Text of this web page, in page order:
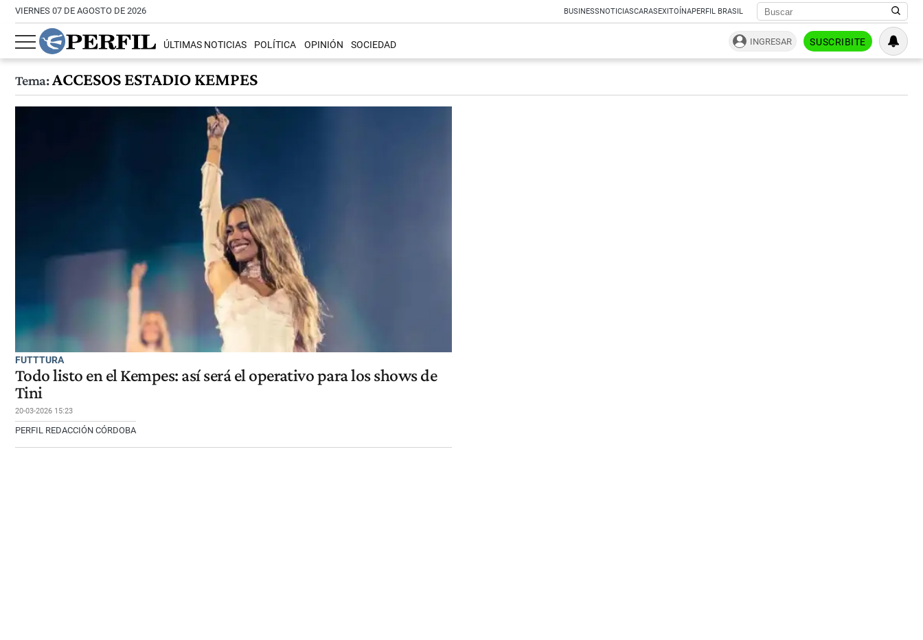
VIERNES 07 DE AGOSTO DE 2026 BUSINESSNOTICIASCARASEXITOÍNAPERFIL BRASIL
ÚLTIMAS NOTICIAS POLÍTICA OPINIÓN SOCIEDAD INGRESAR SUSCRIBITE
Tema:ACCESOS ESTADIO KEMPES
FUTTTURA
Todo listo en el Kempes: así será el operativo para los shows de
Tini
20-03-2026 15:23
PERFIL REDACCIÓN CÓRDOBA